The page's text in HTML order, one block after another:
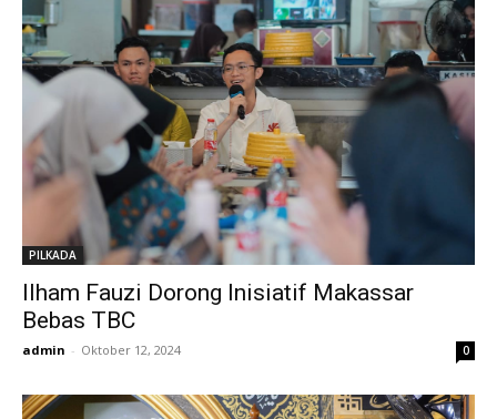
PILKADA
Ilham Fauzi Dorong Inisiatif Makassar
Bebas TBC
admin - Oktober 12, 2024 0